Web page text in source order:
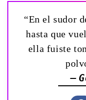
“En el sudor
hasta que
ella fuiste
—